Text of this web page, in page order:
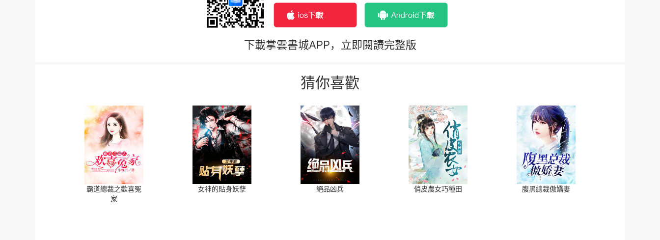
下載掌雲書城APP，立即閱讀完整版
猜你喜歡
霸道總裁之歡喜冤
家
女神的貼身妖孽 絕品凶兵 俏皮農女巧種田 腹黑總裁傲嬌妻